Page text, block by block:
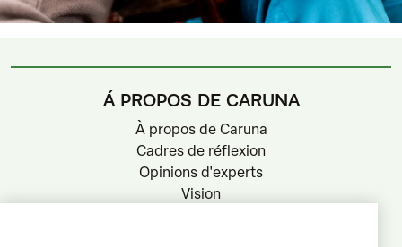
Á PROPOS DE CARUNA
À propos de Caruna
Cadres de réflexion
Opinions d'experts
Vision